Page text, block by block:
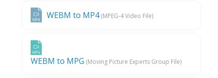
WEBM to MP4(MPEG-4 Video File)
WEBM to MPG (Moving Picture Experts Group File)